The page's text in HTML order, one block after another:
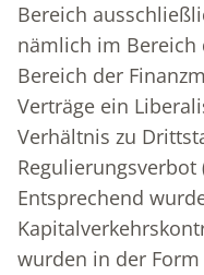
Bereich
nämlich im Bereich
Bereich der
Verträge ein
Verhältnis zu
Regulierungsverbot
Entsprechend
wurden in der